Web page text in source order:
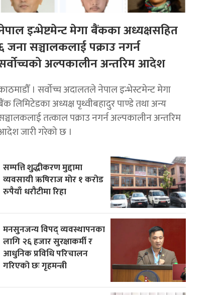
इन्भेष्टमेन्ट मेगा बैंकका अध्यक्षसहित
जना सञ्चालकलाई पक्राउ नगर्न
अल्पकालीन अन्तरिम आदेश
। सर्वोच्च अदालतले नेपाल इन्भेस्टमेन्ट मेगा
लिमिटेडका अध्यक्ष पृथ्वीबहादुर पाण्डे तथा अन्य
तत्काल पक्राउ नगर्न अल्पकालीन अन्तरिम
जारी गरेको छ ।
सम्पत्ति शुद्धीकरण मुद्दामा
व्यवसायी ऋषिराज मोर १ करोड
रुपैयाँ धरौटीमा रिहा
मनसुनजन्य विपद् व्यवस्थापनका
लागि २६ हजार सुरक्षाकर्मी र
आधुनिक प्रविधि परिचालन
गरिएको छः गृहमन्त्री